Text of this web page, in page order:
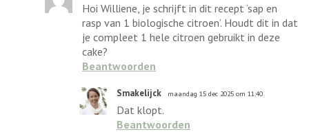
Hoi Williene, je schrijft in dit recept ‘sap en
rasp van 1 biologische citroen’. Houdt dit in dat
je compleet 1 hele citroen gebruikt in deze
cake?
Beantwoorden
Smakelijck maandag 15 dec 2025 om 11:40
Dat klopt.
Beantwoorden